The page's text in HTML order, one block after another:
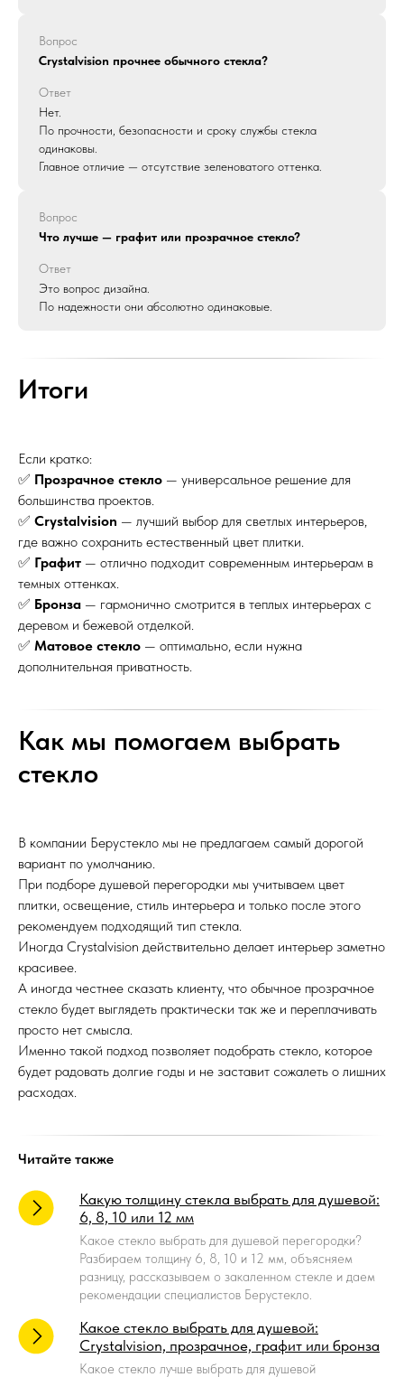
Вопрос
Crystalvision прочнее обычного стекла?
Ответ
Нет.
По прочности, безопасности и сроку службы стекла
одинаковы.
Главное отличие — отсутствие зеленоватого оттенка.
Вопрос
Что лучше — графит или прозрачное стекло?
Ответ
Это вопрос дизайна.
По надежности они абсолютно одинаковые.
Итоги
Если кратко:
✅ Прозрачное стекло — универсальное решение для
большинства проектов.
✅ Crystalvision — лучший выбор для светлых интерьеров,
где важно сохранить естественный цвет плитки.
✅ Графит — отлично подходит современным интерьерам в
темных оттенках.
✅ Бронза — гармонично смотрится в теплых интерьерах с
деревом и бежевой отделкой.
✅ Матовое стекло — оптимально, если нужна
дополнительная приватность.
Как мы помогаем выбрать
стекло
В компании Берустекло мы не предлагаем самый дорогой
вариант по умолчанию.
При подборе душевой перегородки мы учитываем цвет
плитки, освещение, стиль интерьера и только после этого
рекомендуем подходящий тип стекла.
Иногда Crystalvision действительно делает интерьер заметно
красивее.
А иногда честнее сказать клиенту, что обычное прозрачное
стекло будет выглядеть практически так же и переплачивать
просто нет смысла.
Именно такой подход позволяет подобрать стекло, которое
будет радовать долгие годы и не заставит сожалеть о лишних
расходах.
Читайте также
Какую толщину стекла выбрать для душевой:
6, 8, 10 или 12 мм
Какое стекло выбрать для душевой перегородки?
Разбираем толщину 6, 8, 10 и 12 мм, объясняем
разницу, рассказываем о закаленном стекле и даем
рекомендации специалистов Берустекло.
Какое стекло выбрать для душевой:
Crystalvision, прозрачное, графит или бронза
Какое стекло лучше выбрать для душевой